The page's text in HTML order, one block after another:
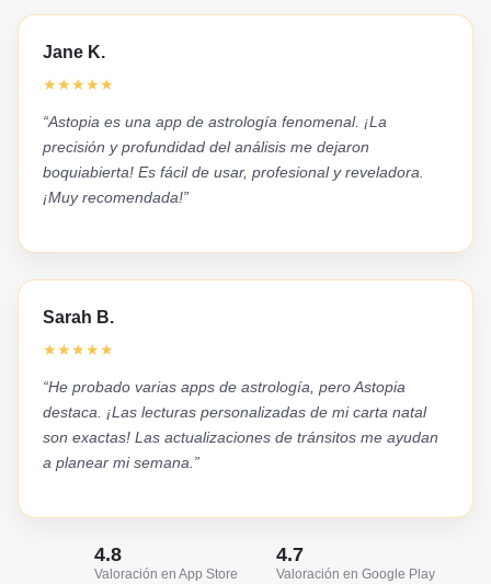
Jane K.
★★★★★
“Astopia es una app de astrología fenomenal. ¡La
precisión y profundidad del análisis me dejaron
boquiabierta! Es fácil de usar, profesional y reveladora.
¡Muy recomendada!”
Sarah B.
★★★★★
“He probado varias apps de astrología, pero Astopia
destaca. ¡Las lecturas personalizadas de mi carta natal
son exactas! Las actualizaciones de tránsitos me ayudan
a planear mi semana.”
4.8
Valoración en App Store
4.7
Valoración en Google Play